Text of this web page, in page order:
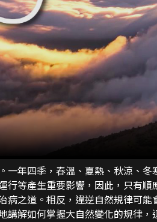
一年四季，春溫、夏熱、秋涼、冬
行等產生重要影響，因此，只有順
病之道。相反，違逆自然規律可
講解如何掌握大自然變化的規律，